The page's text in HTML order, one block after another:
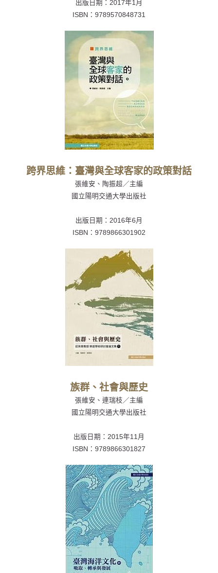
出版日期： 2017年1月
ISBN： 9789570848731
跨界思維：臺灣與全球客家的政策對話
張維安、陶振超／主編
國立陽明交通大學出版社
出版日期： 2016年6月
ISBN： 9789866301902
族群、社會與歷史
張維安、連瑞枝／主編
國立陽明交通大學出版社
出版日期： 2015年11月
ISBN： 9789866301827